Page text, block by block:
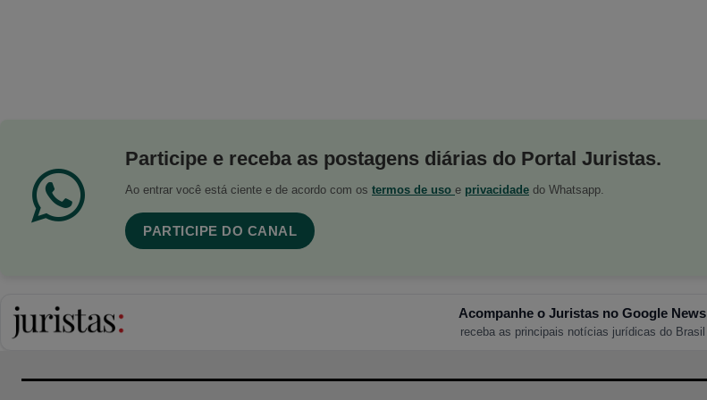
Participe e receba as postagens diárias do Portal Juristas.
Ao entrar você está ciente e de acordo com os termos de uso e privacidade do Whatsapp.
PARTICIPE DO CANAL
Acompanhe o Juristas no Google News
receba as principais notícias jurídicas do Brasil